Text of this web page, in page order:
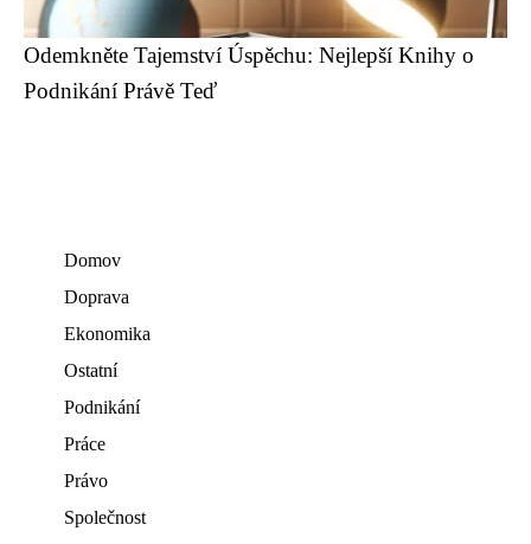
Odemkněte Tajemství Úspěchu: Nejlepší Knihy o
Podnikání Právě Teď
Domov
Doprava
Ekonomika
Ostatní
Podnikání
Práce
Právo
Společnost